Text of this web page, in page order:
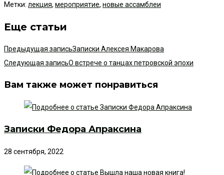
Метки: лекция, мероприятие, новые ассамблеи
Еще статьи
Предыдущая записьЗаписки Алексея Макарова
Следующая записьО встрече о танцах петровской эпохи
Вам также может понравиться
Записки Федора Апраксина
28 сентября, 2022